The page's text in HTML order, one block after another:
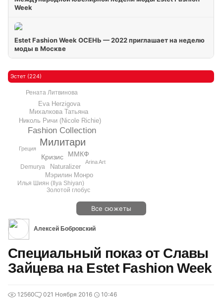
Week
Estet Fashion Week ОСЕНЬ — 2022 приглашает на неделю
моды в Москве
Эстет (224)
Милитари
Fashion Collection
Кризис ММКФ
Naturalizer
Николь Ричи (Nicole Richie)
Мэрилин Монро
Михалкова Татьяна
Eva Herzigova
Demurya
Илья Шиян (Ilya Shiyan)
Рената Литвинова
Золотой глобус
Греция
Arina Art
Все сюжеты
Алексей Бобровский
Специальный показ от Славы
Зайцева на Estet Fashion Week
12560 021 Ноября 2016 10:46